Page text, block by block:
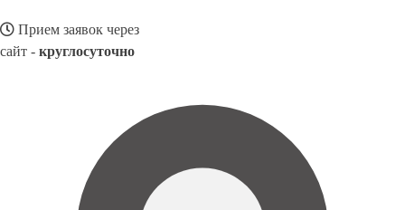
Прием заявок через
сайт - круглосуточно